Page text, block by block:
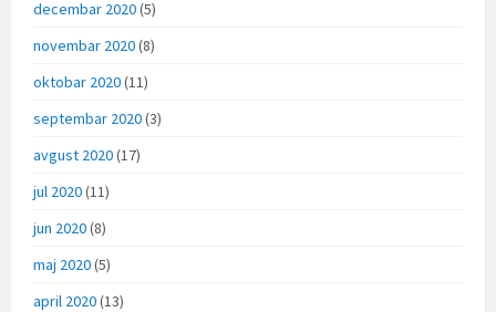
decembar 2020(5)
novembar 2020(8)
oktobar 2020(11)
septembar 2020(3)
avgust 2020(17)
jul 2020(11)
jun 2020(8)
maj 2020(5)
april 2020(13)